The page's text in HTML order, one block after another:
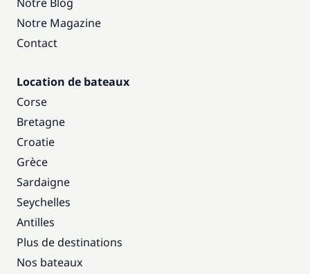
Notre Magazine
Contact
Location de bateaux
Corse
Bretagne
Croatie
Grèce
Sardaigne
Seychelles
Antilles
Plus de destinations
Nos bateaux